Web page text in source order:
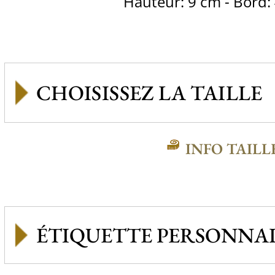
INFO
ÉTIQUETTE